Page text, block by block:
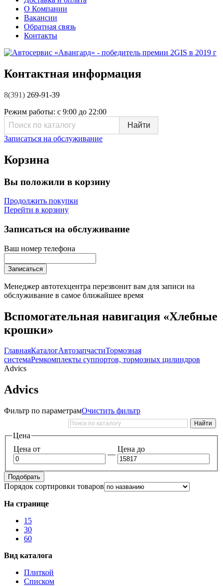
О Компании
Вакансии
Обратная связь
Контакты
Контактная информация
8(391) 269-91-39
Режим работы: с 9:00 до 22:00
Записаться на обслуживание
Корзина
Вы положили в корзину
Продолжить покупки
Перейти в корзину
Записаться на обслуживание
Ваш номер телефона
Записаться
Менеджер автотехцентра перезвонит вам для записи на
обслуживание в самое ближайшее время
Вспомогательная навигация «Хлебные
крошки»
ГлавнаяКаталогАвтозапчастиТормозная
системаРемкомплекты суппортов, тормозных цилиндров
Advics
Advics
Фильтр по параметрамОчистить фильтр
Цена
Цена от
—
Цена до
Подобрать
Порядок сортировки товаров
На странице
15
30
60
Вид каталога
Плиткой
Списком